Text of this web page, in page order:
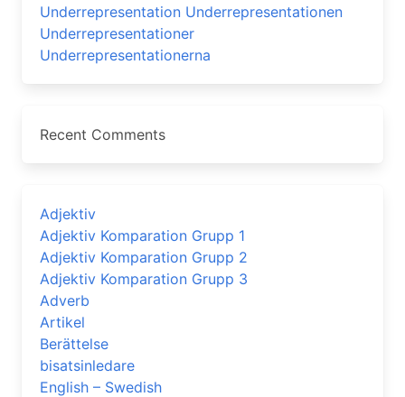
Underrepresentation Underrepresentationen
Underrepresentationer
Underrepresentationerna
Recent Comments
Adjektiv
Adjektiv Komparation Grupp 1
Adjektiv Komparation Grupp 2
Adjektiv Komparation Grupp 3
Adverb
Artikel
Berättelse
bisatsinledare
English – Swedish